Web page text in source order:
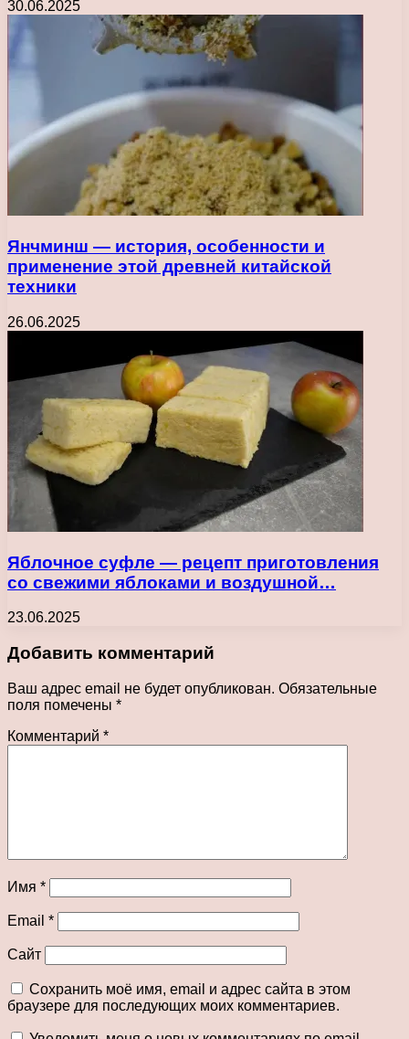
30.06.2025
Янчминш — история, особенности и
применение этой древней китайской
техники
26.06.2025
Яблочное суфле — рецепт приготовления
со свежими яблоками и воздушной…
23.06.2025
Добавить комментарий
Ваш адрес email не будет опубликован. Обязательные
поля помечены *
Комментарий *
Имя *
Email *
Сайт
Сохранить моё имя, email и адрес сайта в этом
браузере для последующих моих комментариев.